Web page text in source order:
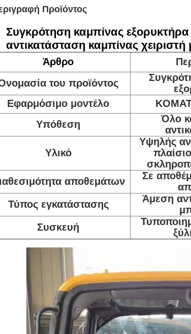
Προϊόντος
Συγκρότηση καμπίνας
αντικατάσταση καμπίνας χειριστή
Άρθρο
του προϊόντος
Εφαρμόσιμο μοντέλο
Υπόθεση
Όλο
Υλικό
Υψηλής
αποθεμάτων
Σε
Τύπος εγκατάστασης
Άμεση
Συσκευή